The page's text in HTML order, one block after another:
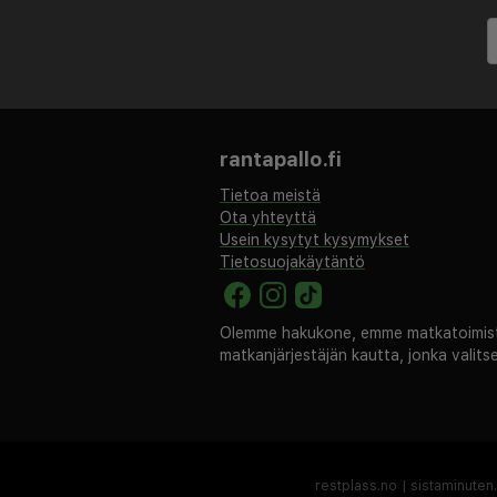
rantapallo.fi
Tietoa meistä
Ota yhteyttä
Usein kysytyt kysymykset
Tietosuojakäytäntö
Olemme hakukone, emme
matkanjärjestäjän kautta, jonka
restplass.no